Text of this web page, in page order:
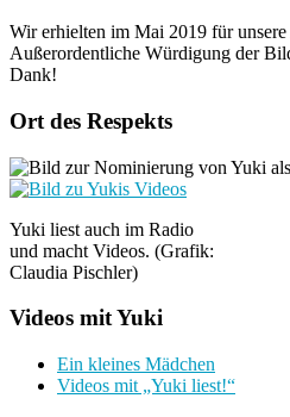
Wir erhielten im Mai 2019 für
Außerordentliche Würdigung der
Dank!
Ort des Respekts
Yuki liest auch im Radio
und macht Videos. (Grafik:
Claudia Pischler)
Videos mit Yuki
Ein kleines Mädchen
Videos mit „Yuki liest!“